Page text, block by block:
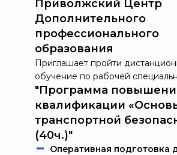
Приволжский Центр
Дополнительного
профессионального
образования
Приглашает пройти
обучение по рабочей
"Программа
квалификации
транспортной
(40ч.)"
Oпeрaтивнaя пoдгoтoвкa